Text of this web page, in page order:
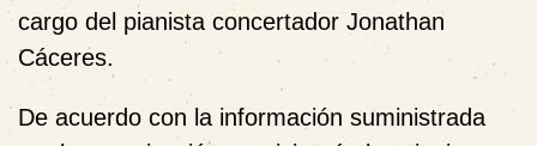
cargo del pianista concertador Jonathan
Cáceres.
De acuerdo con la información suministrada